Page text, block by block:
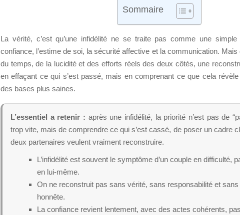
Sommaire
La vérité, c’est qu’une infidélité ne se traite pas comme une
confiance, l’estime de soi, la sécurité affective et la communication.
du temps, de la lucidité et des efforts réels des deux côtés, une
en effaçant ce qui s’est passé, mais en comprenant ce que cela
des bases plus saines.
L’essentiel a retenir : après une infidélité, la priorité n’est pas de
trop vite, mais de comprendre ce qui s’est cassé, de poser un cadre
deux partenaires veulent vraiment reconstruire.
L’infidélité est souvent le symptôme d’un couple en difficulté,
en lui-même.
On ne reconstruit pas sans vérité, sans responsabilité et
honnête.
La confiance revient lentement, avec des actes cohérents,